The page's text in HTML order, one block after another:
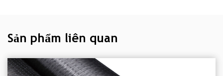
Sản phẩm liên quan